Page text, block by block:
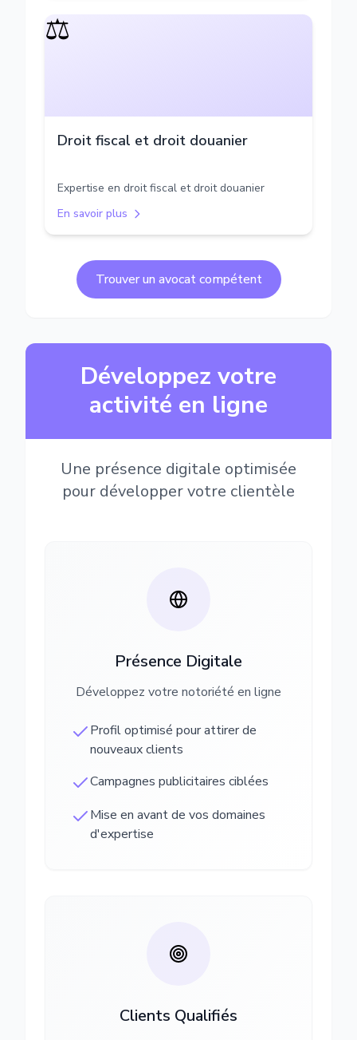
⚖️
Droit fiscal et droit douanier
Expertise en droit fiscal et droit douanier
En savoir plus
Trouver un avocat compétent
Développez votre
activité en ligne
Une présence digitale optimisée
pour développer votre clientèle
Présence Digitale
Développez votre notoriété en ligne
Profil optimisé pour attirer de
nouveaux clients
Campagnes publicitaires ciblées
Mise en avant de vos domaines
d'expertise
Clients Qualifiés